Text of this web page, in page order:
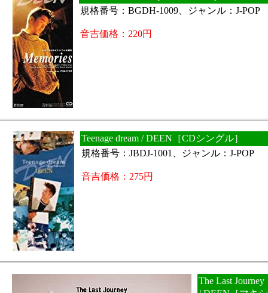
規格番号：BGDH-1009、ジャンル：J-POP
音吉価格：220円
Teenage dream / DEEN［CDシングル］
規格番号：JBDJ-1001、ジャンル：J-POP
音吉価格：275円
The Last